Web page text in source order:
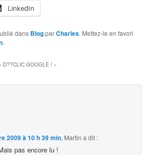
LinkedIn
dans BlogparCharles. Mettez-le en favori
.
D??CLIC GOOGLE ! »
2009 à 10 h 39 min, Martin a dit :
pas encore lu !